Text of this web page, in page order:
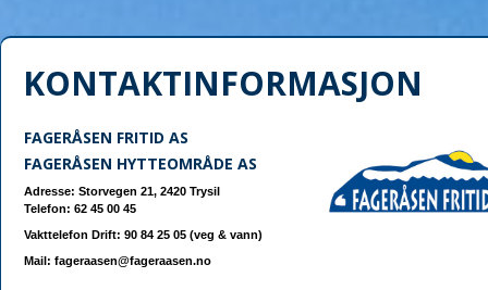
KONTAKTINFORMASJON
FAGERÅSEN FRITID AS
FAGERÅSEN HYTTEOMRÅDE AS
Adresse: Storvegen 21, 2420 Trysil
Telefon: 62 45 00 45
Vakttelefon Drift: 90 84 25 05 (veg & vann)
Mail: fageraasen@fageraasen.no